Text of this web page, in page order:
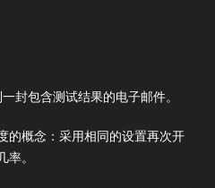
封包含测试结果的电子邮件。
的概念：采用相同的设置再次开
率。